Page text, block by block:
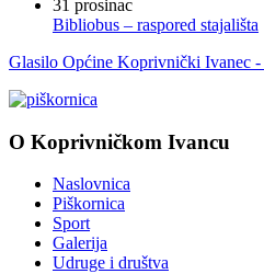
31 prosinac
Bibliobus – raspored stajališta
Glasilo Općine Koprivnički Ivanec -
O Koprivničkom Ivancu
Naslovnica
Piškornica
Sport
Galerija
Udruge i društva